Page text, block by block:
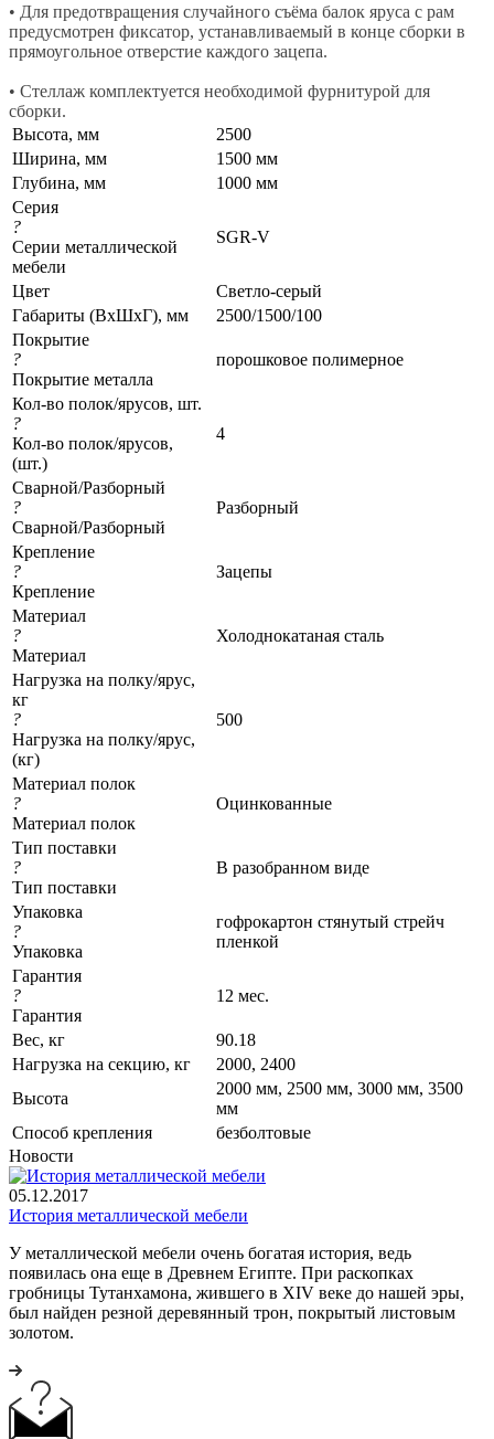
• Для предотвращения случайного съёма балок яруса с рам
предусмотрен фиксатор, устанавливаемый в конце сборки в
прямоугольное отверстие каждого зацепа.
• Стеллаж комплектуется необходимой фурнитурой для
сборки.
Высота, мм
2500
Ширина, мм
1500 мм
Глубина, мм
1000 мм
Серия
?
Серии металлической
мебели
SGR-V
Цвет
Светло-серый
Габариты (ВхШхГ), мм
2500/1500/100
Покрытие
?
Покрытие металла
порошковое полимерное
Кол-во полок/ярусов, шт.
?
Кол-во полок/ярусов,
(шт.)
4
Сварной/Разборный
?
Сварной/Разборный
Разборный
Крепление
?
Крепление
Зацепы
Материал
?
Материал
Холоднокатаная сталь
Нагрузка на полку/ярус,
кг
?
Нагрузка на полку/ярус,
(кг)
500
Материал полок
?
Материал полок
Оцинкованные
Тип поставки
?
Тип поставки
В разобранном виде
Упаковка
?
Упаковка
гофрокартон стянутый стрейч
пленкой
Гарантия
?
Гарантия
12 мес.
Вес, кг
90.18
Нагрузка на секцию, кг
2000, 2400
Высота
2000 мм, 2500 мм, 3000 мм, 3500
мм
Cпособ крепления
безболтовые
Новости
05.12.2017
История металлической мебели
У металлической мебели очень богатая история, ведь
появилась она еще в Древнем Египте. При раскопках
гробницы Тутанхамона, жившего в XIV веке до нашей эры,
был найден резной деревянный трон, покрытый листовым
золотом.